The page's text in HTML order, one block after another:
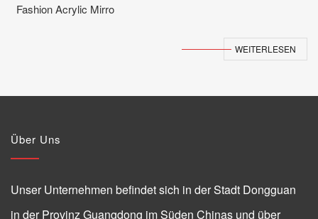
Fashion Acrylic Mirro
WEITERLESEN
Über Uns
Unser Unternehmen befindet sich in der Stadt Dongguan
in der Provinz Guangdong im Süden Chinas und über